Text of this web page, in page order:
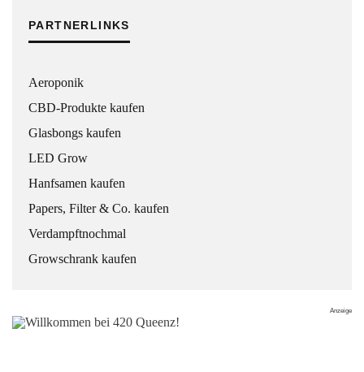
PARTNERLINKS
Aeroponik
CBD-Produkte kaufen
Glasbongs kaufen
LED Grow
Hanfsamen kaufen
Papers, Filter & Co. kaufen
Verdampftnochmal
Growschrank kaufen